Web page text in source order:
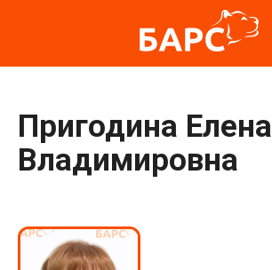
Пригодина Елена
Владимировна